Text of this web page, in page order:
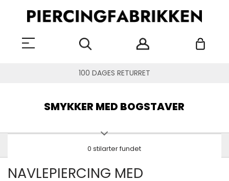
100 DAGES RETURRET
SMYKKER MED BOGSTAVER
0 stilarter fundet
NAVLEPIERCING MED